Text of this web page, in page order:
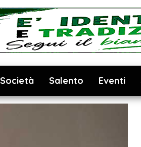
Società Salento Eventi